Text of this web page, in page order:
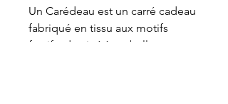
Un Carédeau est un carré cadeau
fabriqué en tissu aux motifs
festifs, destiné à emballer vos